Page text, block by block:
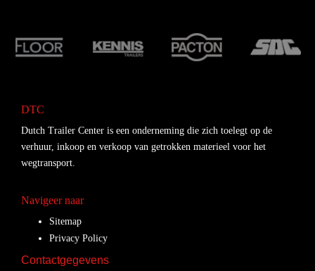
DTC
Dutch Trailer Center is een onderneming die zich toelegt op de
verhuur, inkoop en verkoop van getrokken materieel voor het
wegtransport.
Navigeer naar
Sitemap
Privacy Policy
Contactgegevens